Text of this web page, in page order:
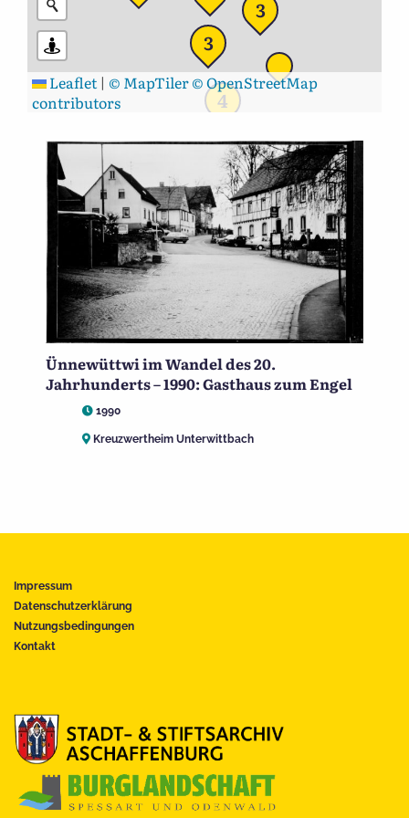
3
4
3
Leaflet | © MapTiler© OpenStreetMap
contributors
Ünnewüttwi im Wandel des 20.
Jahrhunderts – 1990: Gasthaus zum Engel
1990
Kreuzwertheim Unterwittbach
Impressum
Datenschutzerklärung
Nutzungsbedingungen
Kontakt